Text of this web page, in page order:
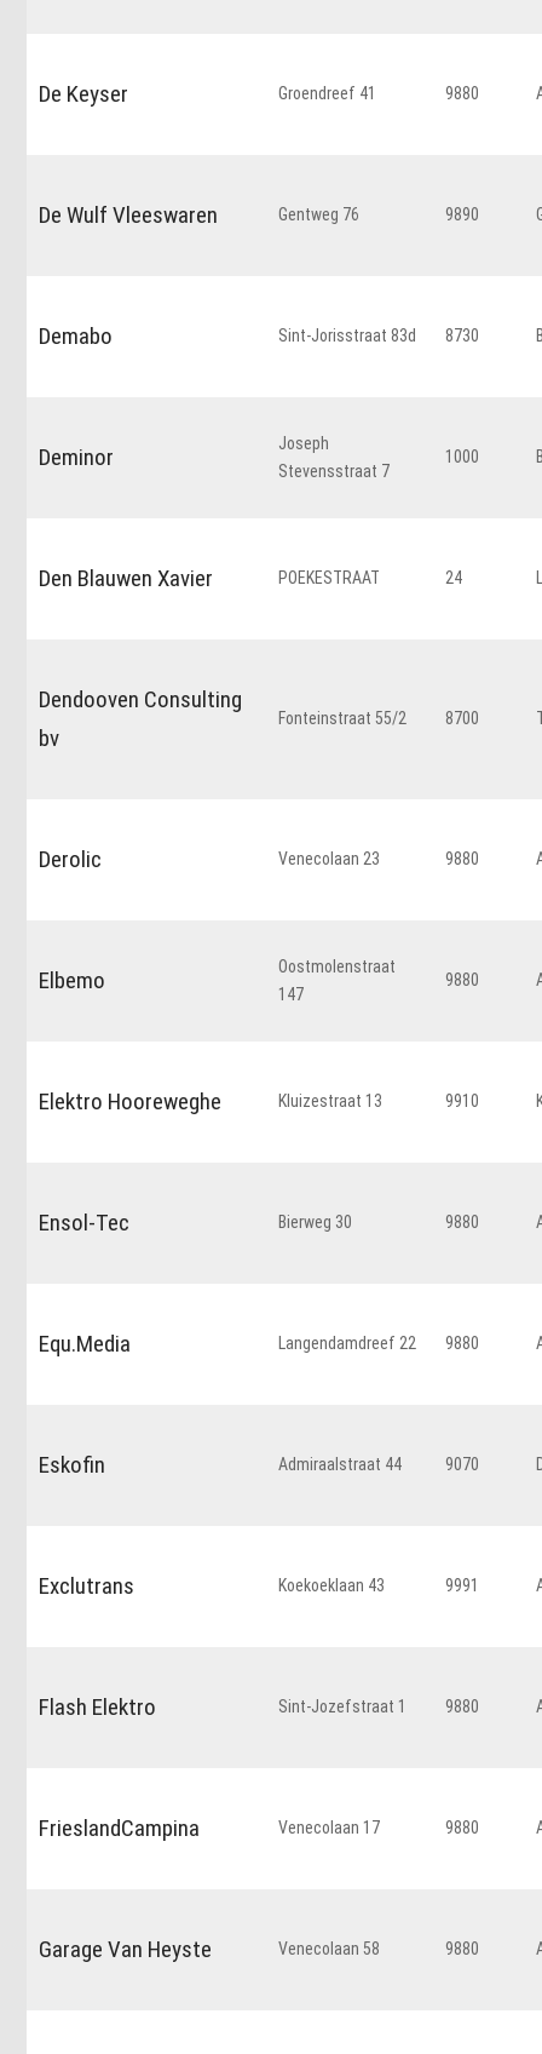
De Keyser Groendreef 41 9880
De Wulf Vleeswaren Gentweg 76 9890
Demabo Sint-Jorisstraat 83d 8730
Deminor
Joseph
Stevensstraat 7
1000
Den Blauwen Xavier POEKESTRAAT 24
Dendooven Consulting
bv
Fonteinstraat 55/2 8700
Derolic Venecolaan 23 9880
Elbemo
Oostmolenstraat
147
9880
Elektro Hooreweghe Kluizestraat 13 9910
Ensol-Tec Bierweg 30 9880
Equ.Media Langendamdreef 22 9880
Eskofin Admiraalstraat 44 9070
Exclutrans Koekoeklaan 43 9991
Flash Elektro Sint-Jozefstraat 1 9880
FrieslandCampina Venecolaan 17 9880
Garage Van Heyste Venecolaan 58 9880